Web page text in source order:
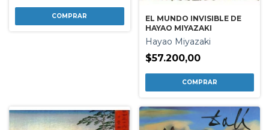
EL MUNDO INVISIBLE DE
HAYAO MIYAZAKI
Hayao Miyazaki
$57.200,00